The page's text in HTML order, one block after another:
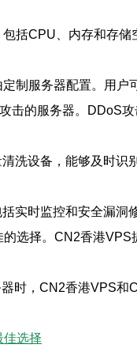
括CPU、内存和存
制服务器配置。用户
击的服务器。DDoS
洗设备，能够及时识
实时监控和安全漏洞
选择。CN2香港
时，CN2香港VPS和
佳选择